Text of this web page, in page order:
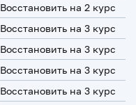
Восстановить на 2 курс
Восстановить на 3 курс
Восстановить на 3 курс
Восстановить на 3 курс
Восстановить на 3 курс